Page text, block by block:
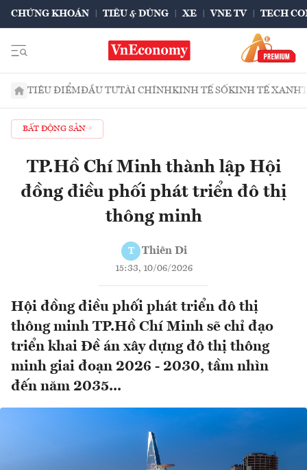
CHỨNG KHOÁN TIÊU & DÙNG XE VNE TV TECH
TIÊU ĐIỂMĐẦU TƯTÀI CHÍNHKINH TẾ SỐKINH TẾ XANH
BẤT ĐỘNG SẢN
TP.Hồ Chí Minh thành lập Hội
đồng điều phối phát triển đô thị
thông minh
T Thiên Di
15:33, 10/06/2026
Hội đồng điều phối phát triển đô thị
thông minh TP.Hồ Chí Minh sẽ chỉ đạo
triển khai Đề án xây dựng đô thị thông
minh giai đoạn 2026 - 2030, tầm nhìn
đến năm 2035...